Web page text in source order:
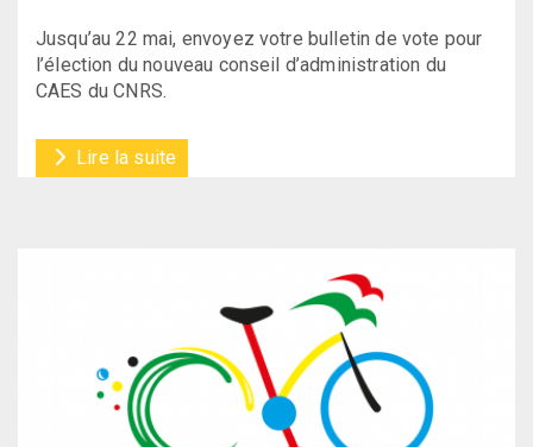
Jusqu’au 22 mai, envoyez votre bulletin de vote pour
l’élection du nouveau conseil d’administration du
CAES du CNRS.
Lire la suite